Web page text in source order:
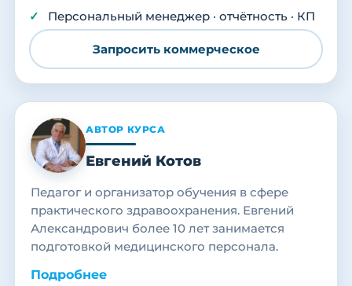
Персональный менеджер · отчётность · КП
Запросить коммерческое
АВТОР КУРСА
Евгений Котов
Педагог и организатор обучения в сфере
практического здравоохранения. Евгений
Александрович более 10 лет занимается
подготовкой медицинского персонала.
Подробнее